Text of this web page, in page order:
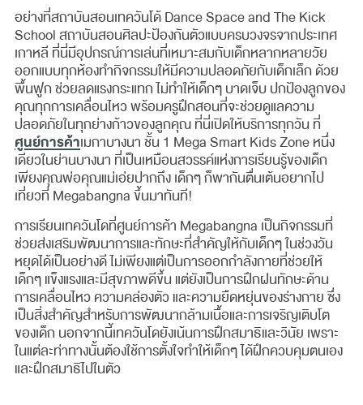
อย่างที่สถาบันสอนเทควันโด้ Dance Space and The Kick
School สถาบันสอนศิลปะป้องกันตัวแบบครบวงจรจากประเทศ
เกาหลี ที่นี่มีอุปกรณ์การเล่นที่เหมาะสมกับเด็กหลากหลายวัย
ออกแบบทุกห้องทำกิจกรรมให้มีความปลอดภัยกับเด็กเล็ก ด้วย
พื้นฟูก ช่วยลดแรงกระแทก ไม่ทำให้เด็กๆ บาดเจ็บ ปกป้องลูกของ
คุณทุกการเคลื่อนไหว พร้อมครูฝึกสอนที่จะช่วยดูแลความ
ปลอดภัยในทุกย่างก้าวของลูกคุณ ที่นี่เปิดให้บริการทุกวัน ที่
ศูนย์การค้าเมกาบางนา ชั้น 1 Mega Smart Kids Zone หนึ่ง
เดียวในย่านบางนา ที่เป็นเหมือนสวรรค์แห่งการเรียนรู้ของเด็ก
เพียงคุณพ่อคุณแม่เอ่ยปากถึง เด็กๆ ก็พากันตื่นเต้นอยากไป
เที่ยวที่ Megabangna ขึ้นมาทันที!
การเรียนเทควันโดที่ศูนย์การค้า Megabangna เป็นกิจกรรมที่
ช่วยส่งเสริมพัฒนาการและทักษะที่สำคัญให้กับเด็กๆ ในช่วงวัน
หยุดได้เป็นอย่างดี ไม่เพียงแต่เป็นการออกกำลังกายที่ช่วยให้
เด็กๆ แข็งแรงและมีสุขภาพดีขึ้น แต่ยังเป็นการฝึกฝนทักษะด้าน
การเคลื่อนไหว ความคล่องตัว และความยืดหยุ่นของร่างกาย ซึ่ง
เป็นสิ่งสำคัญสำหรับการพัฒนากล้ามเนื้อและการเจริญเติบโต
ของเด็ก นอกจากนี้เทควันโดยังเน้นการฝึกสมาธิและวินัย เพราะ
ในแต่ละท่าทางนั้นต้องใช้การตั้งใจทำให้เด็กๆ ได้ฝึกควบคุมตนเอง
และฝึกสมาธิไปในตัว